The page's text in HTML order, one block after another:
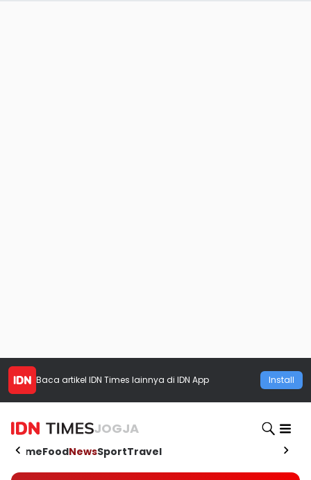
Baca artikel IDN Times lainnya di IDN App Install
JOGJA
HomeFoodNewsSportTravel